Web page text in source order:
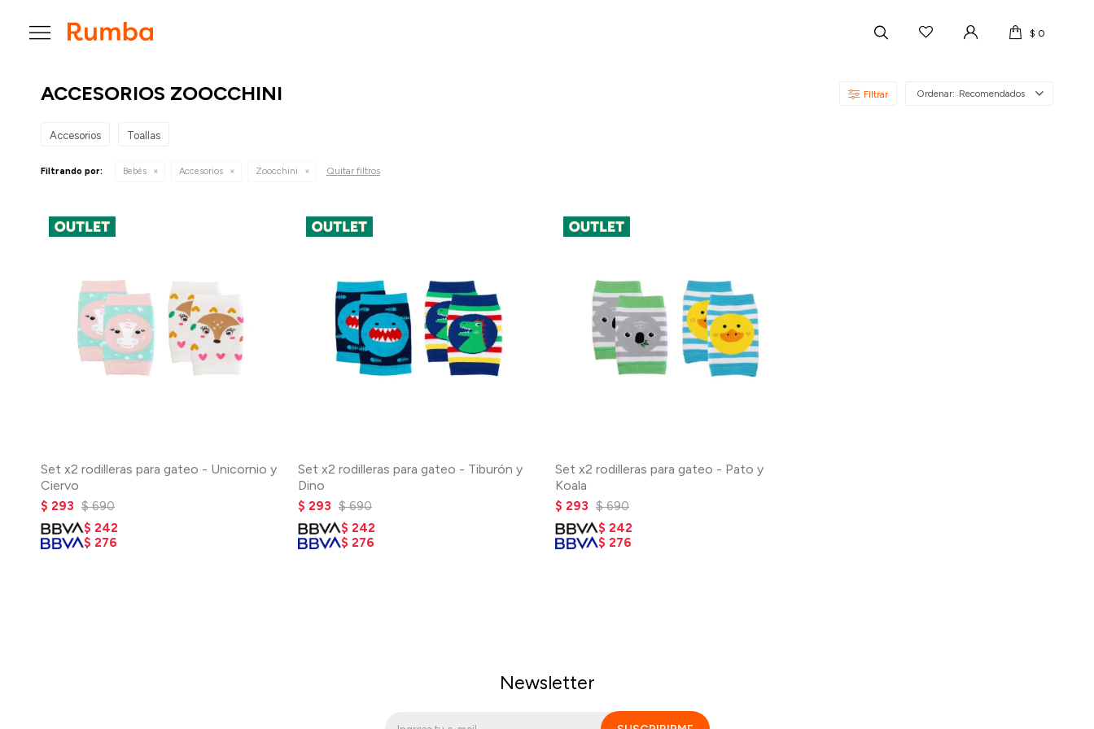
$ 0

ACCESORIOS ZOOCCHINI Recomendados
Accesorios Toallas
Filtrando por: Bebés Accesorios Zoocchini Quitar filtros
Set x2 rodilleras para gateo - Unicornio y
Ciervo
$ 293 $ 690
$ 242
$ 276
Set x2 rodilleras para gateo - Tiburón y
Dino
$ 293 $ 690
$ 242
$ 276
Set x2 rodilleras para gateo - Pato y
Koala
$ 293 $ 690
$ 242
$ 276
Newsletter